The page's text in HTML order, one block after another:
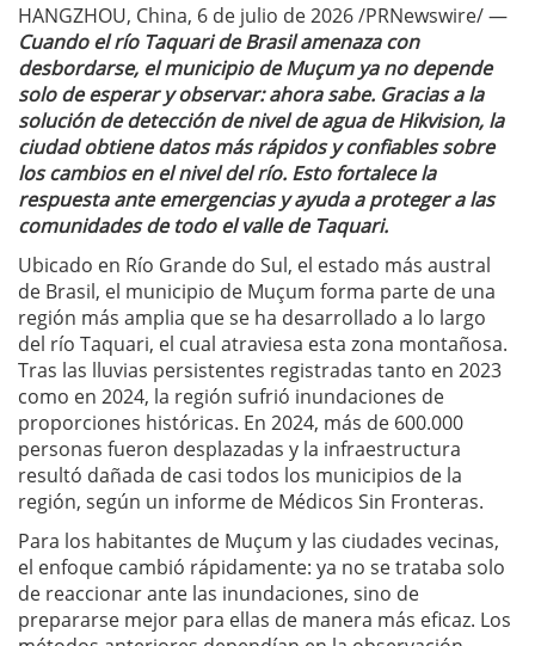
HANGZHOU, China, 6 de julio de 2026 /PRNewswire/ —
Cuando el río Taquari de Brasil amenaza con
desbordarse, el municipio de Muçum ya no depende
solo de esperar y observar: ahora sabe. Gracias a la
solución de detección de nivel de agua de Hikvision, la
ciudad obtiene datos más rápidos y confiables sobre
los cambios en el nivel del río. Esto fortalece la
respuesta ante emergencias y ayuda a proteger a las
comunidades de todo el valle de Taquari.
Ubicado en Río Grande do Sul, el estado más austral
de Brasil, el municipio de Muçum forma parte de una
región más amplia que se ha desarrollado a lo largo
del río Taquari, el cual atraviesa esta zona montañosa.
Tras las lluvias persistentes registradas tanto en 2023
como en 2024, la región sufrió inundaciones de
proporciones históricas. En 2024, más de 600.000
personas fueron desplazadas y la infraestructura
resultó dañada de casi todos los municipios de la
región, según un informe de Médicos Sin Fronteras.
Para los habitantes de Muçum y las ciudades vecinas,
el enfoque cambió rápidamente: ya no se trataba solo
de reaccionar ante las inundaciones, sino de
prepararse mejor para ellas de manera más eficaz. Los